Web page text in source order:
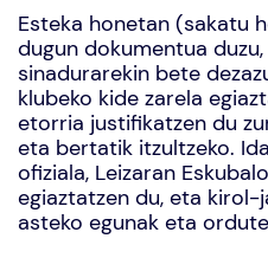
Esteka honetan (sakatu
dugun dokumentua
sinadurarekin bete
klubeko kide zarela
etorria justifikatzen du
eta bertatik itzultzeko.
ofiziala, Leizaran
egiaztatzen du, eta
asteko egunak eta